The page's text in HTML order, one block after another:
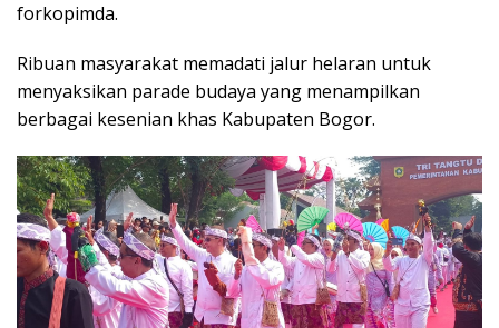
forkopimda.
Ribuan masyarakat memadati jalur helaran untuk
menyaksikan parade budaya yang menampilkan
berbagai kesenian khas Kabupaten Bogor.